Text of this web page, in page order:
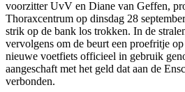
voorzitter UvV en Diane van Geffen,
Thoraxcentrum op dinsdag 28
strik op de bank los trokken. In de
vervolgens om de beurt een proefritje
nieuwe voetfiets officieel in gebruik
aangeschaft met het geld dat aan de
verbonden.